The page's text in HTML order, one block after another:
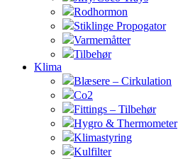
Rodhormon
Stiklinge Propogator
Varmemåtter
Tilbehør
Klima
Blæsere – Cirkulation
Co2
Fittings – Tilbehør
Hygro & Thermometer
Klimastyring
Kulfilter